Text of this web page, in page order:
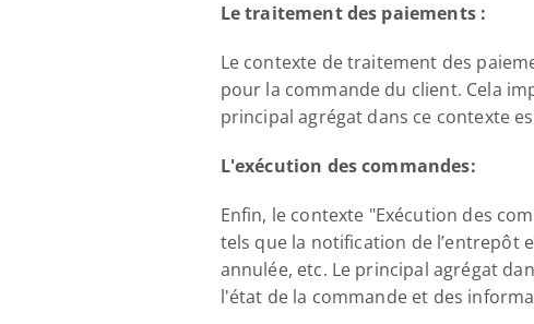
Le traitement des paiements :
Le contexte de traitement des
pour la commande du client. Cela
principal agrégat dans ce contexte
L'exécution des commandes:
Enfin, le contexte "Exécution des
tels que la notification de l’entrepôt
annulée, etc. Le principal agrégat
l'état de la commande et des